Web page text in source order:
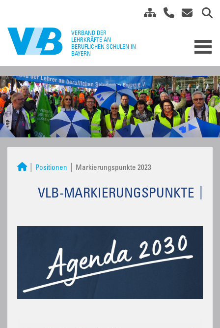
Positionen Markierungspunkte 2023
VLB-MARKIERUNGSPUNKTE